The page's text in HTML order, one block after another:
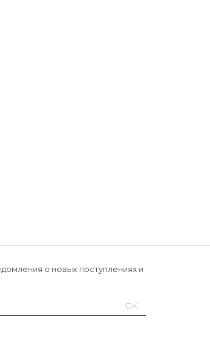
о новых поступлениях и
OK